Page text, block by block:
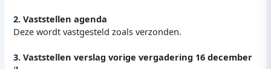
2. Vaststellen agenda
Deze wordt vastgesteld zoals verzonden.
3. Vaststellen verslag vorige vergadering 16 december